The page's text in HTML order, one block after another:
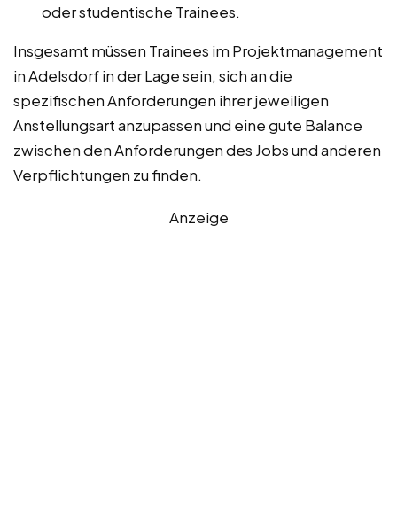
oder studentische Trainees.
Insgesamt müssen Trainees im Projektmanagement
in Adelsdorf in der Lage sein, sich an die
spezifischen Anforderungen ihrer jeweiligen
Anstellungsart anzupassen und eine gute Balance
zwischen den Anforderungen des Jobs und anderen
Verpflichtungen zu finden.
Anzeige